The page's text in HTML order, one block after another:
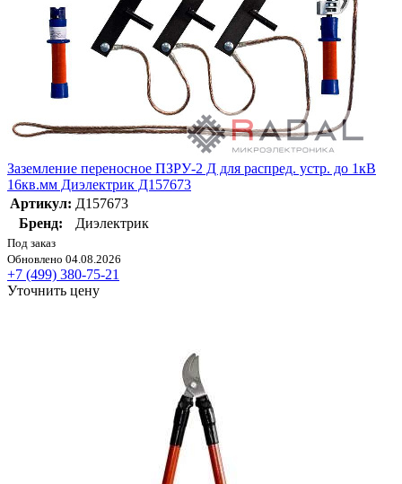
Заземление переносное ПЗРУ-2 Д для распред. устр. до 1кВ
16кв.мм Диэлектрик Д157673
Артикул: Д157673
Бренд:
Диэлектрик
Под заказ
Обновлено 04.08.2026
+7 (499) 380-75-21
Уточнить цену